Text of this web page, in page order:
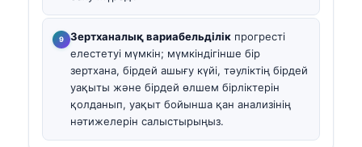
Зертханалық вариабельділік прогресті
елестетуі мүмкін; мүмкіндігінше бір
зертхана, бірдей ашығу күйі, тәуліктің бірдей
уақыты және бірдей өлшем бірліктерін
қолданып, уақыт бойынша қан анализінің
нәтижелерін салыстырыңыз.